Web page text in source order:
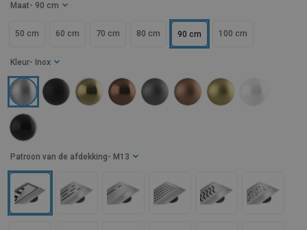
Maat - 90 cm
50 cm 60 cm 70 cm 80 cm 90 cm 100 cm
Kleur - Inox
Patroon van de afdekking - M13